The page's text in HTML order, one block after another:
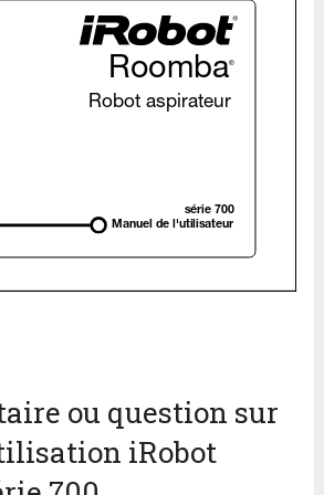
ou question sur
iRobot